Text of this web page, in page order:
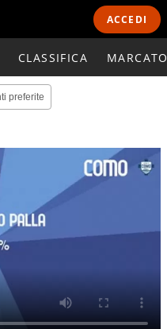
ACCEDI
CLASSIFICA
preferite